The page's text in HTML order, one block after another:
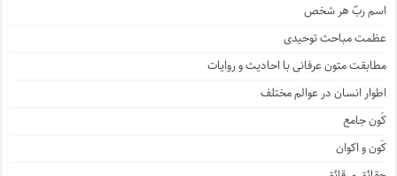
اسم ربّ هر شخص
عظمت مباحث توحیدی
مطابقت متون عرفانی با احادیث و روایات
اطوار انسان در عوالم مختلف
کَون جامع
کَون و اکوان